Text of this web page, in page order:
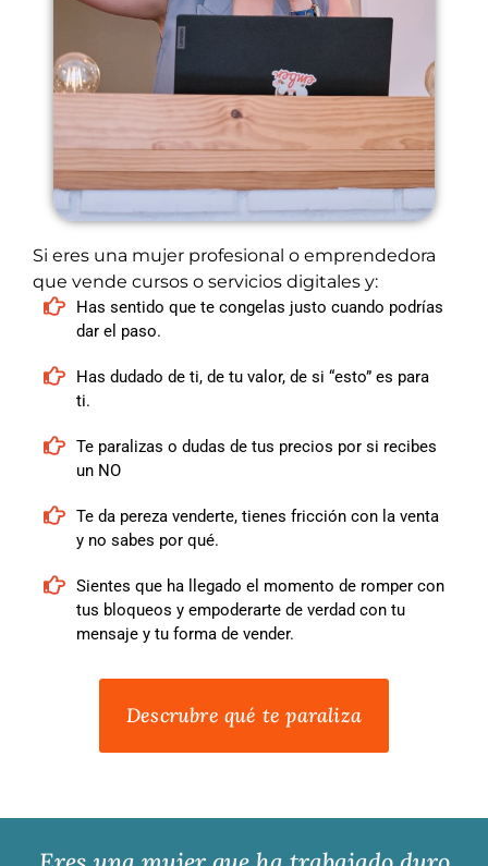
Si eres una mujer profesional o emprendedora
que vende cursos o servicios digitales y:
Has sentido que te congelas justo cuando podrías
dar el paso.
Has dudado de ti, de tu valor, de si “esto” es para
ti.
Te paralizas o dudas de tus precios por si recibes
un NO
Te da pereza venderte, tienes fricción con la venta
y no sabes por qué.
Sientes que ha llegado el momento de romper con
tus bloqueos y empoderarte de verdad con tu
mensaje y tu forma de vender.
Descrubre qué te paraliza